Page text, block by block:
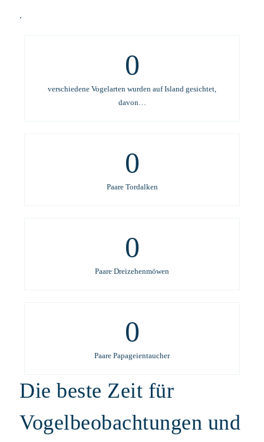
.
0
verschiedene Vogelarten wurden auf Island gesichtet,
davon…
0
Paare Tordalken
0
Paare Dreizehenmöwen
0
Paare Papageientaucher
Die beste Zeit für
Vogelbeobachtungen und